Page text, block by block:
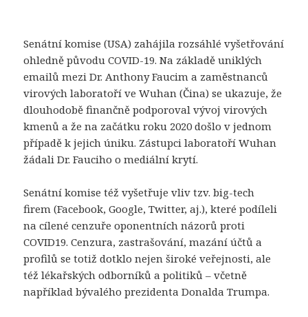
Senátní komise (USA) zahájila rozsáhlé vyšetřování
ohledně původu COVID-19. Na základě uniklých
emailů mezi Dr. Anthony Faucim a zaměstnanců
virových laboratoří ve Wuhan (Čina) se ukazuje, že
dlouhodobě finančně podporoval vývoj virových
kmenů a že na začátku roku 2020 došlo v jednom
případě k jejich úniku. Zástupci laboratoří Wuhan
žádali Dr. Fauciho o mediální krytí.
Senátní komise též vyšetřuje vliv tzv. big-tech
firem (Facebook, Google, Twitter, aj.), které podíleli
na cílené cenzuře oponentních názorů proti
COVID19. Cenzura, zastrašování, mazání účtů a
profilů se totiž dotklo nejen široké veřejnosti, ale
též lékařských odborníků a politiků – včetně
například bývalého prezidenta Donalda Trumpa.